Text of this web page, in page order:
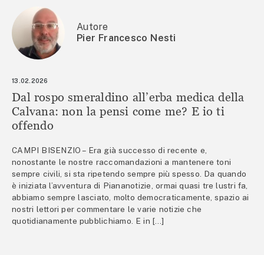
Autore
Pier Francesco Nesti
13.02.2026
Dal rospo smeraldino all’erba medica della
Calvana: non la pensi come me? E io ti
offendo
CAMPI BISENZIO – Era già successo di recente e,
nonostante le nostre raccomandazioni a mantenere toni
sempre civili, si sta ripetendo sempre più spesso. Da quando
è iniziata l’avventura di Piananotizie, ormai quasi tre lustri fa,
abbiamo sempre lasciato, molto democraticamente, spazio ai
nostri lettori per commentare le varie notizie che
quotidianamente pubblichiamo. E in […]